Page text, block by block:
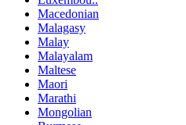
Macedonian
Malagasy
Malay
Malayalam
Maltese
Maori
Marathi
Mongolian